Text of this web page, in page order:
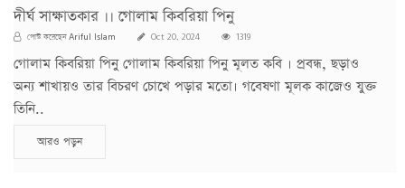
দীর্ঘ সাক্ষাতকার ।। গোলাম কিবরিয়া পিনু
পোস্ট করেছেনAriful Islam Oct 20, 2024 1319
গোলাম কিবরিয়া পিনু গোলাম কিবরিয়া পিনু মূলত কবি । প্রবন্ধ, ছড়াও
অন্য শাখায়ও তার বিচরণ চোখে পড়ার মতো। গবেষণা মূলক কাজেও যুক্ত
তিনি..
আরও পড়ুন